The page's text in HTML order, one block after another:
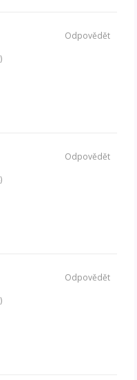
Odpovědět
Odpovědět
Odpovědět